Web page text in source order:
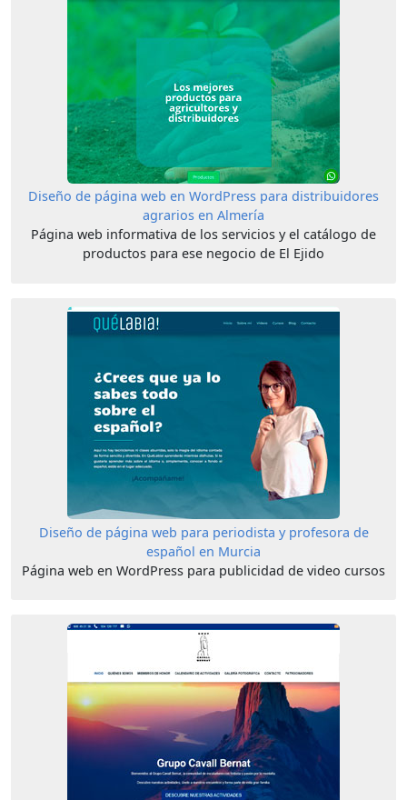
Diseño de página web en WordPress para distribuidores
agrarios en Almería
Página web informativa de los servicios y el catálogo de
productos para ese negocio de El Ejido
Diseño de página web para periodista y profesora de
español en Murcia
Página web en WordPress para publicidad de video cursos